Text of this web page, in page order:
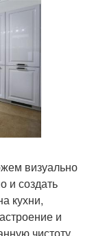
визуально
и создать
кухни,
и
чистоту.